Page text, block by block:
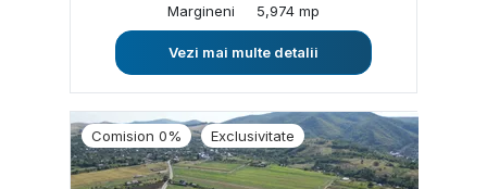
Margineni
5,974 mp
Vezi mai multe detalii
Comision 0% Exclusivitate